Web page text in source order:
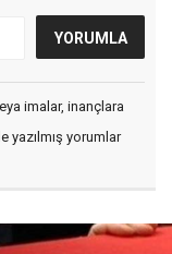
imalar, inançlara
yazılmış yorumlar